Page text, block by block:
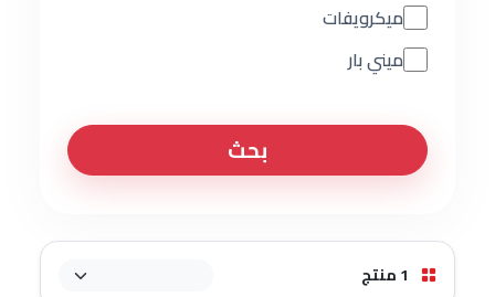
ميكرويفات
ميني بار
بحث